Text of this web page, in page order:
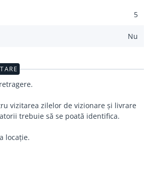
5
Nu
vizitarea zilelor de vizionare și livrare
trebuie să se poată identifica.